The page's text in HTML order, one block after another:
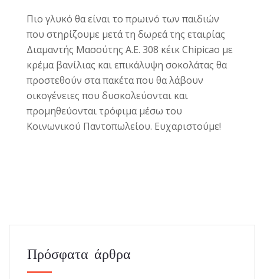
Πιο γλυκό θα είναι το πρωινό των παιδιών
που στηρίζουμε μετά τη δωρεά της εταιρίας
Διαμαντής Μασούτης Α.Ε. 308 κέικ Chipicao με
κρέμα βανίλιας και επικάλυψη σοκολάτας θα
προστεθούν στα πακέτα που θα λάβουν
οικογένειες που δυσκολεύονται και
προμηθεύονται τρόφιμα μέσω του
Κοινωνικού Παντοπωλείου. Ευχαριστούμε!
Πρόσφατα άρθρα